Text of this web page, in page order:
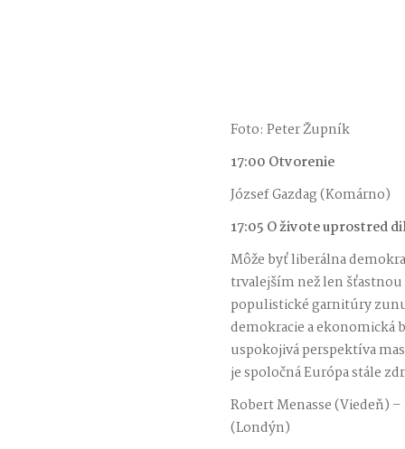
Foto: Peter Župník
17:00 Otvorenie
József Gazdag (Komárno)
17:05 O živote uprostred
Môže byť liberálna
trvalejším než len
populistické garnitúry
demokracie a ekonomická
uspokojivá perspektíva
je spoločná Európa stále
Robert Menasse (Viedeň)
(Londýn)